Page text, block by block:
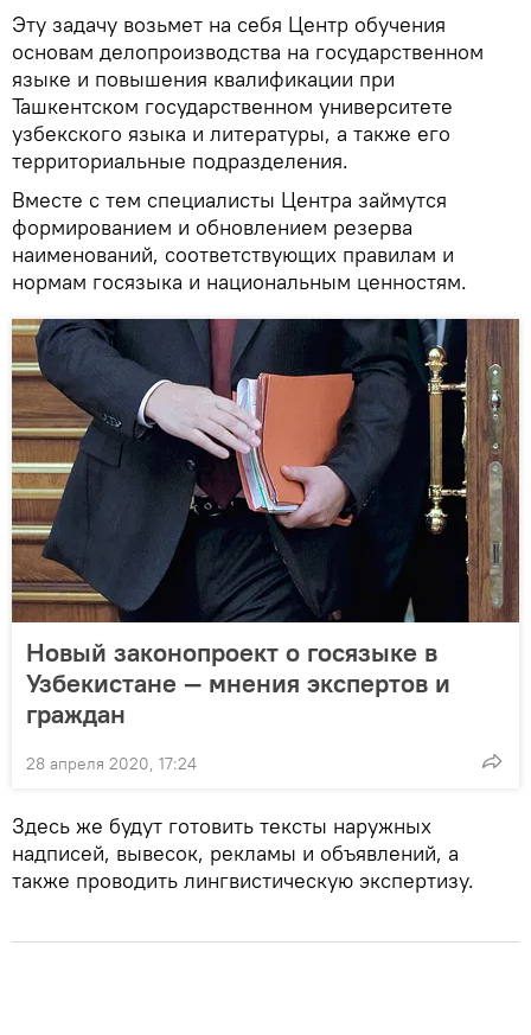
Эту задачу возьмет на себя Центр обучения
основам делопроизводства на государственном
языке и повышения квалификации при
Ташкентском государственном университете
узбекского языка и литературы, а также его
территориальные подразделения.
Вместе с тем специалисты Центра займутся
формированием и обновлением резерва
наименований, соответствующих правилам и
нормам госязыка и национальным ценностям.
Новый законопроект о госязыке в
Узбекистане — мнения экспертов и
граждан
28 апреля 2020, 17:24
Здесь же будут готовить тексты наружных
надписей, вывесок, рекламы и объявлений, а
также проводить лингвистическую экспертизу.